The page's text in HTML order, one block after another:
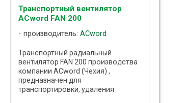
Транспортный вентилятор
ACword FAN 200
производитель: ACword
Транспортный радиальный
вентилятор FAN 200 производства
компании ACword (Чехия) ,
предназначен для
транспортировки, удаления